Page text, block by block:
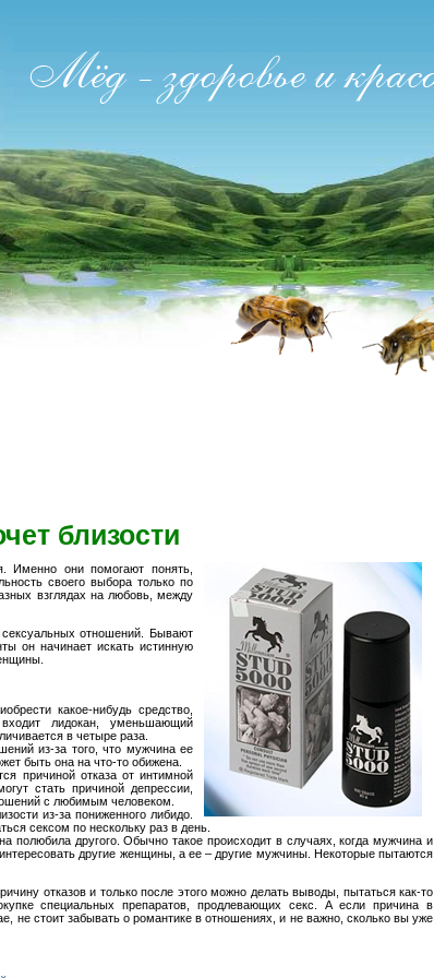
близости
Именно они помогают понять,
своего выбора только по
взглядах на любовь, между
отношений. Бывают
он начинает искать истинную
какое-нибудь средство,
лидокан, уменьшающий
в четыре раза.
из-за того, что мужчина ее
быть она на что-то обижена.
причиной отказа от интимной
стать причиной депрессии,
с любимым человеком.
из-за пониженного либидо.
сексом по нескольку раз в день.
полюбила другого. Обычно такое происходит в случаях, когда мужчина и
другие женщины, а ее – другие мужчины. Некоторые пытаются
отказов и только после этого можно делать выводы, пытаться как-то
специальных препаратов, продлевающих секс. А если причина в
не стоит забывать о романтике в отношениях, и не важно, сколько вы уже